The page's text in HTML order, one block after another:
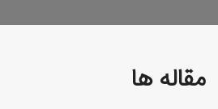
مقاله ها